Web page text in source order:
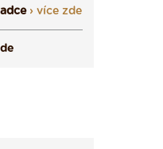
› více zde